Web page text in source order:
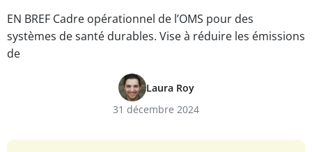
EN BREF Cadre opérationnel de l’OMS pour des
systèmes de santé durables. Vise à réduire les émissions
de
Laura Roy
31 décembre 2024